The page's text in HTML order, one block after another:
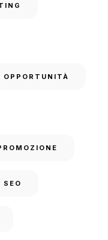
OPPORTUNITÀ
SEO